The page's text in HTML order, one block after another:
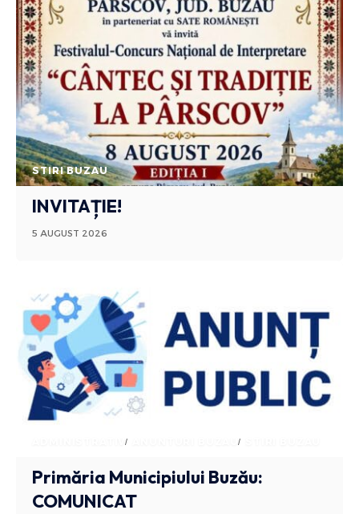
STIRI BUZAU
INVITAȚIE!
5 AUGUST 2026
ADMINISTRATIV ANUNTURI BUZAU
Primăria Municipiului Buzău:
COMUNICAT